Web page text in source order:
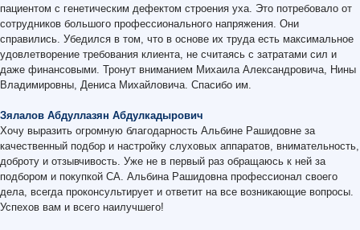
пациентом с генетическим дефектом строения уха. Это потребовало от
сотрудников большого профессионального напряжения. Они
справились. Убедился в том, что в основе их труда есть максимальное
удовлетворение требования клиента, не считаясь с затратами сил и
даже финансовыми. Тронут вниманием Михаила Александровича, Нины
Владимировны, Дениса Михайловича. Спасибо им.
Зялалов Абдуллазян Абдулкадырович
Хочу выразить огромную благодарность Альбине Рашидовне за
качественный подбор и настройку слуховых аппаратов, внимательность,
доброту и отзывчивость. Уже не в первый раз обращаюсь к ней за
подбором и покупкой СА. Альбина Рашидовна профессионал своего
дела, всегда проконсультирует и ответит на все возникающие вопросы.
Успехов вам и всего наилучшего!